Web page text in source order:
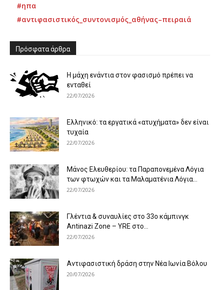
#ηπα
#αντιφασιστικός_συντονισμός_αθήνας–πειραιά
Πρόσφατα άρθρα
Η μάχη ενάντια στον φασισμό πρέπει να
ενταθεί
22/07/2026
Ελληνικό: τα εργατικά «ατυχήματα» δεν είναι
τυχαία
22/07/2026
Μάνος Ελευθερίου: τα Παραπονεμένα Λόγια
των φτωχών και τα Μαλαματένια Λόγια...
22/07/2026
Γλέντια & συναυλίες στο 33ο κάμπινγκ
Antinazi Zone – YRE στο...
22/07/2026
Αντιφασιστική δράση στην Νέα Ιωνία Βόλου
20/07/2026